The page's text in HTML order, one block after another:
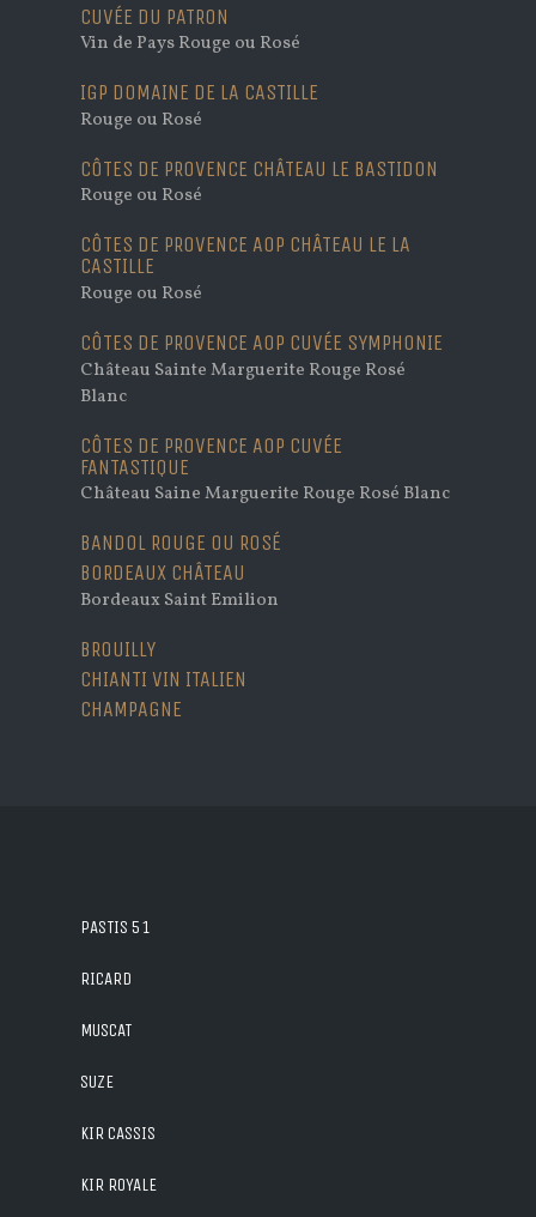
CUVÉE DU PATRON
Vin de Pays Rouge ou Rosé
IGP DOMAINE DE LA CASTILLE
Rouge ou Rosé
CÔTES DE PROVENCE CHÂTEAU LE BASTIDON
Rouge ou Rosé
CÔTES DE PROVENCE AOP CHÂTEAU LE LA
CASTILLE
Rouge ou Rosé
CÔTES DE PROVENCE AOP CUVÉE SYMPHONIE
Château Sainte Marguerite Rouge Rosé
Blanc
CÔTES DE PROVENCE AOP CUVÉE
FANTASTIQUE
Château Saine Marguerite Rouge Rosé Blanc
BANDOL ROUGE OU ROSÉ
BORDEAUX CHÂTEAU
BordeauxSaint Emilion
BROUILLY
CHIANTI VIN ITALIEN
CHAMPAGNE
PASTIS 51
RICARD
MUSCAT
SUZE
KIR CASSIS
KIR ROYALE